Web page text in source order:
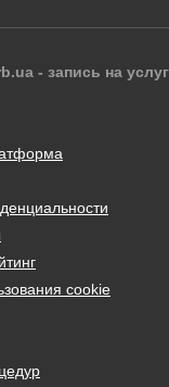
- запись на
cookie